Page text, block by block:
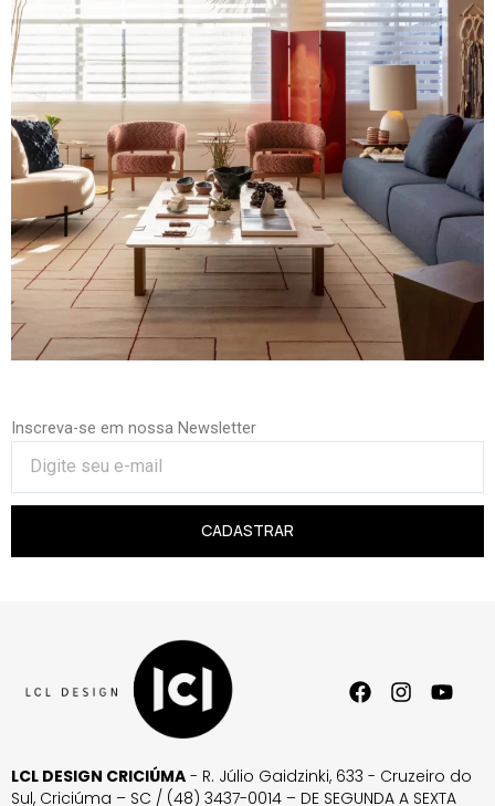
Inscreva-se em nossa Newsletter
CADASTRAR
LCL DESIGN CRICIÚMA - R. Júlio Gaidzinki, 633 - Cruzeiro do
Sul, Criciúma – SC / (48) 3437-0014 – DE SEGUNDA A SEXTA